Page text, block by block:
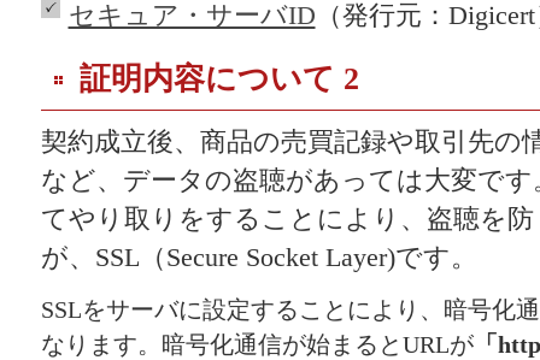
セキュア・サーバID （発行元：
証明内容について 2
契約成立後、商品の売買記録や取引先の
など、データの盗聴があっては大変で
てやり取りをすることにより、盗聴を
が、SSL（Secure Socket Layer)です。
SSLをサーバに設定することにより、暗号化
なります。暗号化通信が始まるとURLが「